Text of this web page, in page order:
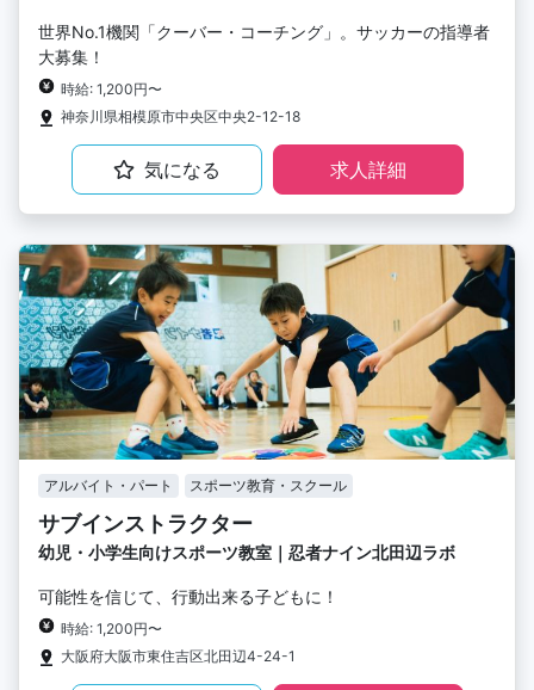
世界No.1機関「クーバー・コーチング」。サッカーの指導者
大募集！
時給: 1,200円〜
神奈川県相模原市中央区中央2-12-18
気になる 求人詳細
アルバイト・パート スポーツ教育・スクール
サブインストラクター
幼児・小学生向けスポーツ教室｜忍者ナイン北田辺ラボ
可能性を信じて、行動出来る子どもに！
時給: 1,200円〜
大阪府大阪市東住吉区北田辺4-24-1